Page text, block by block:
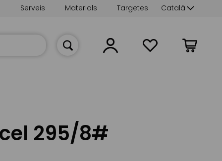
Language
Català
Targetes
Materials
Serveis
La meva
295/8#